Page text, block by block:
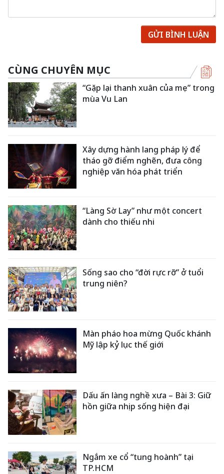
GỬI BÌNH LUẬN
CÙNG CHUYÊN MỤC
“Gặp lại thanh xuân của mẹ” trong
mùa Vu Lan
Xây dựng hành lang pháp lý để
tháo gỡ điểm nghẽn, đưa công
nghiệp văn hóa phát triển
“Làng Sờ Lay” như một concert
dành cho thiếu nhi
Sống sao cho “đời rực rỡ” ở tuổi
trung niên?
Màn pháo hoa mừng Quốc khánh
Mỹ lập kỷ lục thế giới
Dấu ấn làng nghề xưa – Bài 3: Giữ
hồn giữa nhịp sống hiện đại
Ngắm xe cổ “tung hoành” tại
TP.HCM